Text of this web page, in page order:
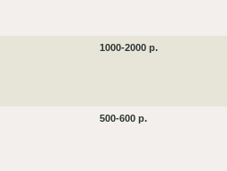
1000-2000 р.
500-600 р.